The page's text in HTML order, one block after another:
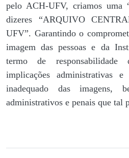
pelo ACH-UFV, criamos uma
dizeres “ARQUIVO
UFV”. Garantindo o
imagem das pessoas e da
termo de
implicações administrativas
inadequado das imagens,
administrativos e penais que tal